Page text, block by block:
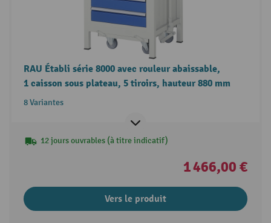
RAU Établi série 8000 avec rouleur abaissable,
1 caisson sous plateau, 5 tiroirs, hauteur 880 mm
8 Variantes
12 jours ouvrables (à titre indicatif)
1 466,00 €
Vers le produit